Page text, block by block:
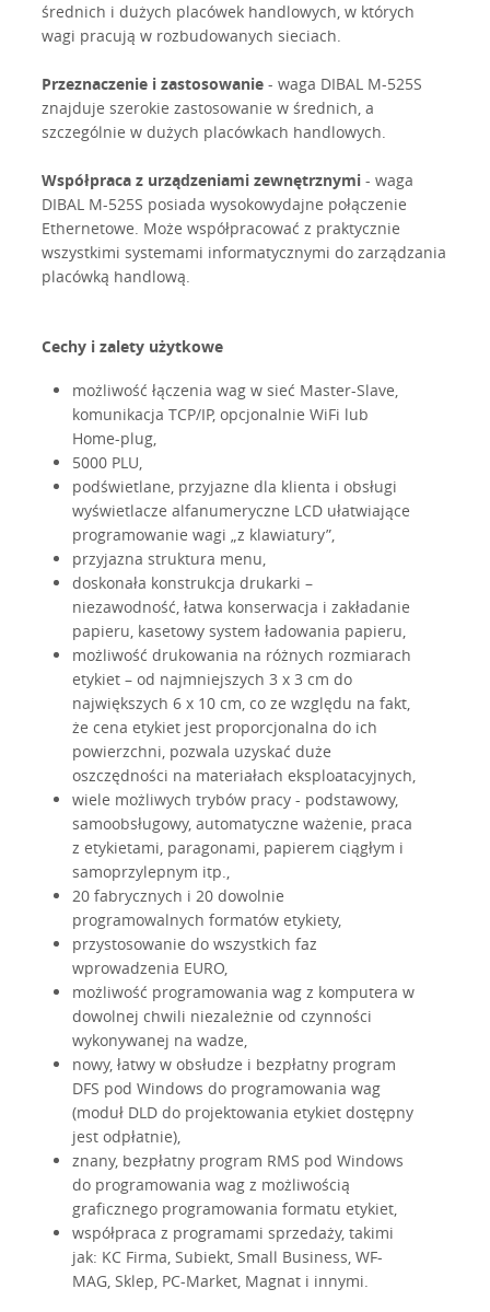
średnich i dużych placówek handlowych, w których
wagi pracują w rozbudowanych sieciach.
Przeznaczenie i zastosowanie - waga DIBAL M-525S
znajduje szerokie zastosowanie w średnich, a
szczególnie w dużych placówkach handlowych.
Współpraca z urządzeniami zewnętrznymi - waga
DIBAL M-525S posiada wysokowydajne połączenie
Ethernetowe. Może współpracować z praktycznie
wszystkimi systemami informatycznymi do zarządzania
placówką handlową.
Cechy i zalety użytkowe
możliwość łączenia wag w sieć Master-Slave,
komunikacja TCP/IP, opcjonalnie WiFi lub
Home-plug,
5000 PLU,
podświetlane, przyjazne dla klienta i obsługi
wyświetlacze alfanumeryczne LCD ułatwiające
programowanie wagi „z klawiatury”,
przyjazna struktura menu,
doskonała konstrukcja drukarki –
niezawodność, łatwa konserwacja i zakładanie
papieru, kasetowy system ładowania papieru,
możliwość drukowania na różnych rozmiarach
etykiet – od najmniejszych 3 x 3 cm do
największych 6 x 10 cm, co ze względu na fakt,
że cena etykiet jest proporcjonalna do ich
powierzchni, pozwala uzyskać duże
oszczędności na materiałach eksploatacyjnych,
wiele możliwych trybów pracy - podstawowy,
samoobsługowy, automatyczne ważenie, praca
z etykietami, paragonami, papierem ciągłym i
samoprzylepnym itp.,
20 fabrycznych i 20 dowolnie
programowalnych formatów etykiety,
przystosowanie do wszystkich faz
wprowadzenia EURO,
możliwość programowania wag z komputera w
dowolnej chwili niezależnie od czynności
wykonywanej na wadze,
nowy, łatwy w obsłudze i bezpłatny program
DFS pod Windows do programowania wag
(moduł DLD do projektowania etykiet dostępny
jest odpłatnie),
znany, bezpłatny program RMS pod Windows
do programowania wag z możliwością
graficznego programowania formatu etykiet,
współpraca z programami sprzedaży, takimi
jak: KC Firma, Subiekt, Small Business, WF-
MAG, Sklep, PC-Market, Magnat i innymi.